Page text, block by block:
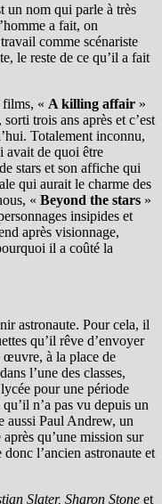
un nom qui parle à très
a fait, on
comme scénariste
le reste de ce qu’il a fait
films, « A killing affair »
sorti trois ans après et c’est
Totalement inconnu,
avait de quoi être
stars et son affiche qui
qui aurait le charme des
« Beyond the stars »
insipides et
après visionnage,
il a coûté la
astronaute. Pour cela, il
qu’il rêve d’envoyer
œuvre, à la place de
l’une des classes,
pour une période
n’a pas vu depuis un
aussi Paul Andrew, un
qu’une mission sur
l’ancien astronaute et
Slater, Sharon Stone et